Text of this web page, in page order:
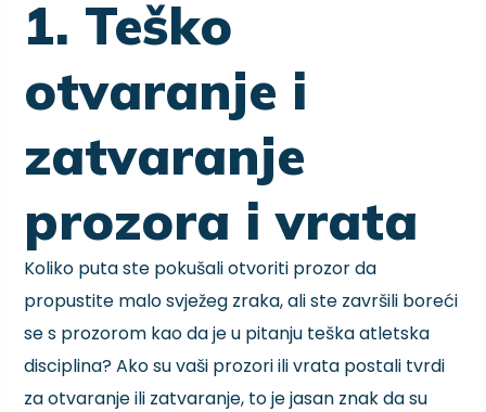
1. Teško
otvaranje i
zatvaranje
prozora i vrata
Koliko puta ste pokušali otvoriti prozor da
propustite malo svježeg zraka, ali ste završili boreći
se s prozorom kao da je u pitanju teška atletska
disciplina? Ako su vaši prozori ili vrata postali tvrdi
za otvaranje ili zatvaranje, to je jasan znak da su